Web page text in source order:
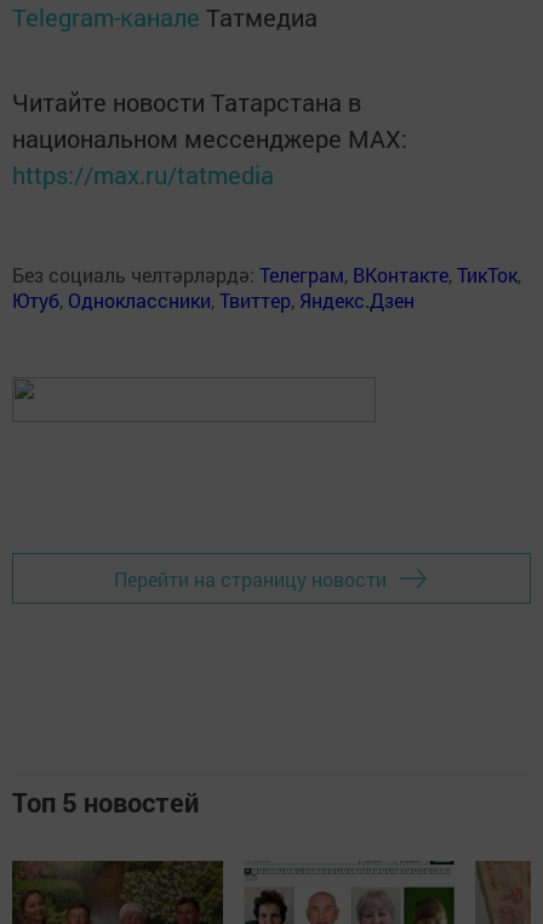
Telegram-канале Татмедиа
Читайте новости Татарстана в
национальном мессенджере MАХ:
https://max.ru/tatmedia
Без социаль челтәрләрдә: Телеграм, ВКонтакте,ТикТок,
Ютуб, Одноклассники,Твиттер, Яндекс.Дзен
Перейти на страницу новости
Топ 5 новостей